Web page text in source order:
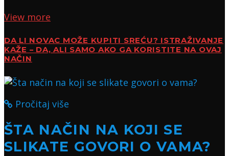
View more
DA LI NOVAC MOŽE KUPITI SREĆU? ISTRAŽIVANJE
KAŽE – DA, ALI SAMO AKO GA KORISTITE NA OVAJ
NAČIN
Pročitaj više
ŠTA NAČIN NA KOJI SE
SLIKATE GOVORI O VAMA?